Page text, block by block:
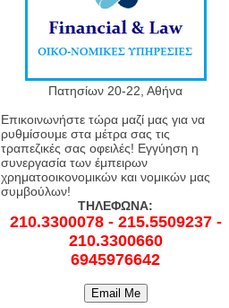
Πατησίων 20-22, Αθήνα
Επικοινωνήστε τώρα μαζί μας για να
ρυθμίσουμε στα μέτρα σας τις
τραπεζικές σας οφειλές! Εγγύηση η
συνεργασία των έμπειρων
χρηματοοικονομικών και νομικών μας
συμβούλων!
ΤΗΛΕΦΩΝΑ:
210.3300078 - 215.5509237 -
210.3300660
6945976642